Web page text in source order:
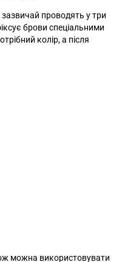
проводять у три
брови спеціальними
колір, а після
можна використовувати